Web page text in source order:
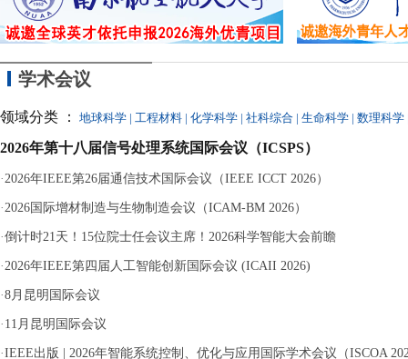
学术会议
领域分类 ： 地球科学 | 工程材料 | 化学科学 | 社科综合 | 生命科学 | 数理科学
2026年第十八届信号处理系统国际会议（ICSPS）
·2026年IEEE第26届通信技术国际会议（IEEE ICCT 2026）
·2026国际增材制造与生物制造会议（ICAM-BM 2026）
·倒计时21天！15位院士任会议主席！2026科学智能大会前瞻
·2026年IEEE第四届人工智能创新国际会议 (ICAII 2026)
·8月昆明国际会议
· 11月昆明国际会议
·IEEE出版 | 2026年智能系统控制、优化与应用国际学术会议（ISCOA